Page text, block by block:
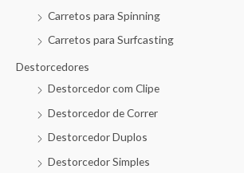
Carretos para Spinning
Carretos para Surfcasting
Destorcedores
Destorcedor com Clipe
Destorcedor de Correr
Destorcedor Duplos
Destorcedor Simples